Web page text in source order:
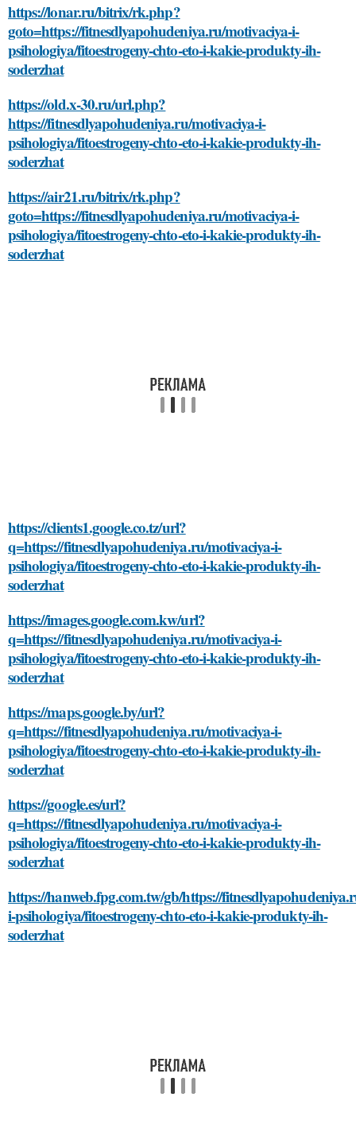
https://lonar.ru/bitrix/rk.php?
goto=https://fitnesdlyapohudeniya.ru/motivaciya-i-
psihologiya/fitoestrogeny-chto-eto-i-kakie-produkty-ih-
soderzhat
https://old.x-30.ru/url.php?
https://fitnesdlyapohudeniya.ru/motivaciya-i-
psihologiya/fitoestrogeny-chto-eto-i-kakie-produkty-ih-
soderzhat
https://air21.ru/bitrix/rk.php?
goto=https://fitnesdlyapohudeniya.ru/motivaciya-i-
psihologiya/fitoestrogeny-chto-eto-i-kakie-produkty-ih-
soderzhat
https://clients1.google.co.tz/url?
q=https://fitnesdlyapohudeniya.ru/motivaciya-i-
psihologiya/fitoestrogeny-chto-eto-i-kakie-produkty-ih-
soderzhat
https://images.google.com.kw/url?
q=https://fitnesdlyapohudeniya.ru/motivaciya-i-
psihologiya/fitoestrogeny-chto-eto-i-kakie-produkty-ih-
soderzhat
https://maps.google.by/url?
q=https://fitnesdlyapohudeniya.ru/motivaciya-i-
psihologiya/fitoestrogeny-chto-eto-i-kakie-produkty-ih-
soderzhat
https://google.es/url?
q=https://fitnesdlyapohudeniya.ru/motivaciya-i-
psihologiya/fitoestrogeny-chto-eto-i-kakie-produkty-ih-
soderzhat
https://hanweb.fpg.com.tw/gb/https://
i-psihologiya/fitoestrogeny-chto-eto-i-kakie-produkty-ih-
soderzhat